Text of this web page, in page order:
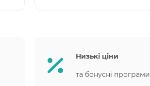
Низькі ціни
та бонусні програми